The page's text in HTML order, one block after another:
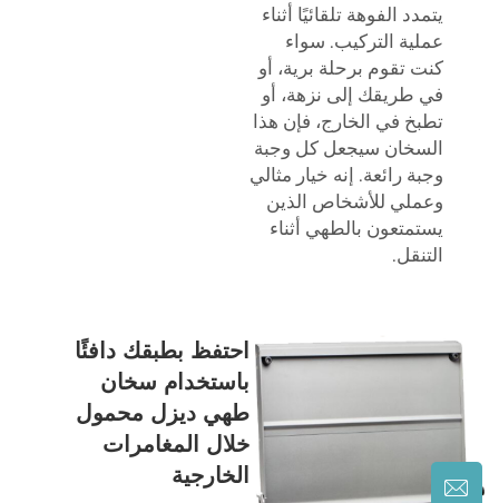
يتمدد الفوهة تلقائيًا أثناء
عملية التركيب. سواء
كنت تقوم برحلة برية، أو
في طريقك إلى نزهة، أو
تطبخ في الخارج، فإن هذا
السخان سيجعل كل وجبة
وجبة رائعة. إنه خيار مثالي
وعملي للأشخاص الذين
يستمتعون بالطهي أثناء
التنقل.
احتفظ بطبقك دافئًا
باستخدام سخان
طهي ديزل محمول
خلال المغامرات
الخارجية